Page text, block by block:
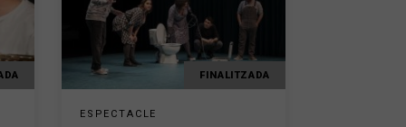
FINALITZADA
ESPECTACLE